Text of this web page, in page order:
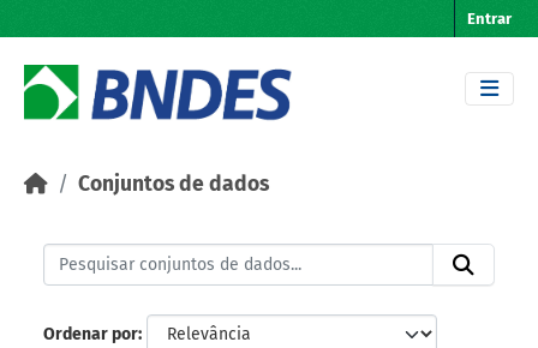
Entrar
Conjuntos de dados
Ordenar por